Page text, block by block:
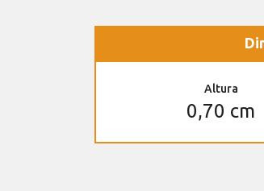
Altura
0,70 cm